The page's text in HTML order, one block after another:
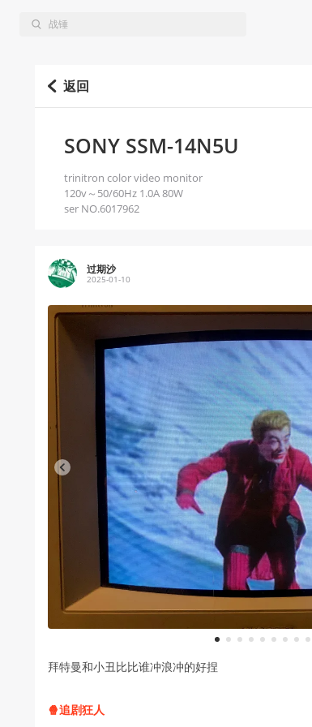
返回
SONY SSM-14N5U
trinitron color video monitor
120v～50/60Hz 1.0A 80W
ser NO.6017962
过期沙
2025-01-10
1 2 3 4 5 6 7 8 9
拜特曼和小丑比比谁冲浪冲的好捏
🍿️追剧狂人